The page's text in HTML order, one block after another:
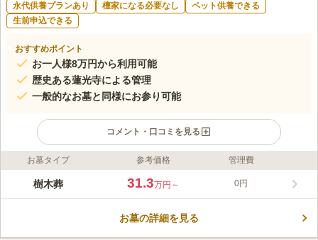
永代供養プランあり 檀家になる必要なし
ペット供養できる
生前申込できる
おすすめポイント
お一人様8万円から利用可能
歴史ある蓮光寺による管理
一般的なお墓と同様にお参り可能
コメント・口コミを見る
ライフドット編集部のコメント
新座令和の杜は、真言宗智山派のお寺「蓮光寺」の境内に誕生し
にお墓参りができる設計です。ペットも納骨可能なので、共に過
お墓タイプ 参考価格 管理費
樹木葬 31.3万円～ 0円
お墓の詳細を見る